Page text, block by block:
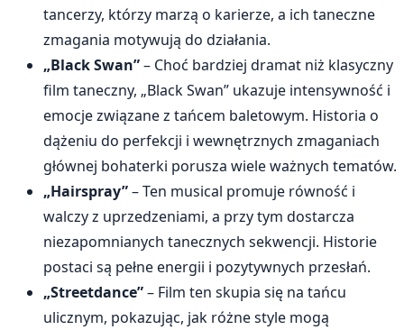
tancerzy, którzy marzą o karierze, a ich taneczne
zmagania motywują do działania.
„Black Swan”– Choć bardziej dramat niż klasyczny
film taneczny, „Black Swan” ukazuje intensywność i
emocje związane z tańcem baletowym. Historia o
dążeniu do perfekcji i wewnętrznych zmaganiach
głównej bohaterki porusza wiele ważnych tematów.
„Hairspray”– Ten musical promuje równość i
walczy z uprzedzeniami, a przy tym dostarcza
niezapomnianych tanecznych sekwencji. Historie
postaci są pełne energii i pozytywnych przesłań.
„Streetdance”– Film ten skupia się na tańcu
ulicznym, pokazując, jak różne style mogą